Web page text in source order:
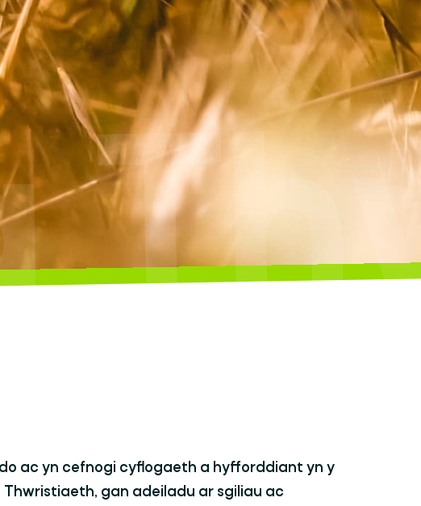
ac yn cefnogi cyflogaeth a hyfforddiant yn y
gan adeiladu ar sgiliau ac